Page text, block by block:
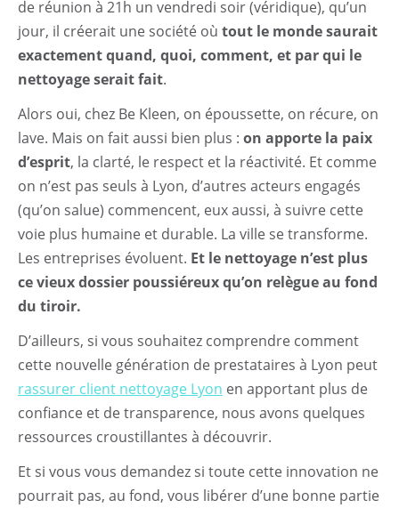
de réunion à 21h un vendredi soir (véridique), qu’un
jour, il créerait une société où tout le monde saurait
exactement quand, quoi, comment, et par qui le
nettoyage serait fait.
Alors oui, chez Be Kleen, on époussette, on récure, on
lave. Mais on fait aussi bien plus : on apporte la paix
d’esprit, la clarté, le respect et la réactivité. Et comme
on n’est pas seuls à Lyon, d’autres acteurs engagés
(qu’on salue) commencent, eux aussi, à suivre cette
voie plus humaine et durable. La ville se transforme.
Les entreprises évoluent. Et le nettoyage n’est plus
ce vieux dossier poussiéreux qu’on relègue au fond
du tiroir.
D’ailleurs, si vous souhaitez comprendre comment
cette nouvelle génération de prestataires à Lyon peut
rassurer client nettoyage Lyon en apportant plus de
confiance et de transparence, nous avons quelques
ressources croustillantes à découvrir.
Et si vous vous demandez si toute cette innovation ne
pourrait pas, au fond, vous libérer d’une bonne partie